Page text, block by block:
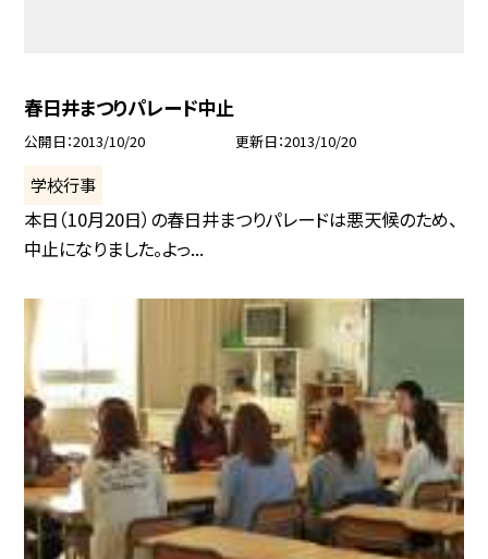
春日井まつりパレード中止
公開日 2013/10/20 更新日 2013/10/20
学校行事
本日（10月20日）の春日井まつりパレードは悪天候のため、
中止になりました。よっ...